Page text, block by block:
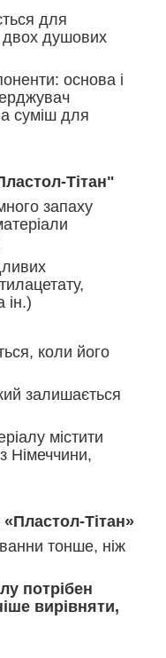
для
двох душових
основа і
суміш для
Тітан"
запаху
ін.)
коли його
залишається
містити
Німеччини,
«Пластол-Тітан»
тонше, ніж
потрібен
вирівняти,